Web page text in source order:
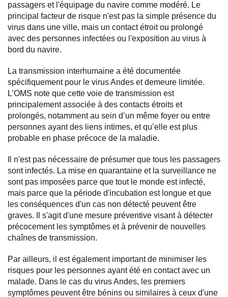
passagers et l'équipage du navire comme modéré. Le
principal facteur de risque n'est pas la simple présence du
virus dans une ville, mais un contact étroit ou prolongé
avec des personnes infectées ou l'exposition au virus à
bord du navire.
La transmission interhumaine a été documentée
spécifiquement pour le virus Andes et demeure limitée.
L’OMS note que cette voie de transmission est
principalement associée à des contacts étroits et
prolongés, notamment au sein d’un même foyer ou entre
personnes ayant des liens intimes, et qu’elle est plus
probable en phase précoce de la maladie.
Il n'est pas nécessaire de présumer que tous les passagers
sont infectés. La mise en quarantaine et la surveillance ne
sont pas imposées parce que tout le monde est infecté,
mais parce que la période d'incubation est longue et que
les conséquences d'un cas non détecté peuvent être
graves. Il s'agit d'une mesure préventive visant à détecter
précocement les symptômes et à prévenir de nouvelles
chaînes de transmission.
Par ailleurs, il est également important de minimiser les
risques pour les personnes ayant été en contact avec un
malade. Dans le cas du virus Andes, les premiers
symptômes peuvent être bénins ou similaires à ceux d'une